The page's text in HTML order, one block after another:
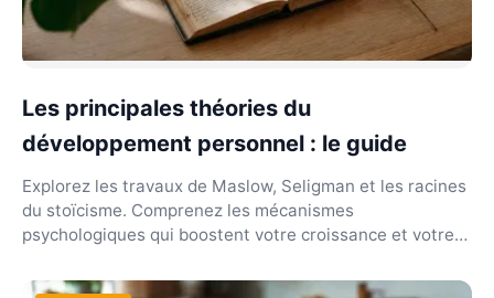
Les principales théories du
développement personnel : le guide
Explorez les travaux de Maslow, Seligman et les racines
du stoïcisme. Comprenez les mécanismes
psychologiques qui boostent votre croissance et votre